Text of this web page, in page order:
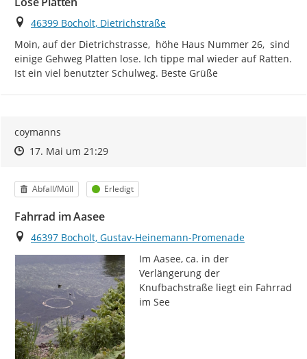
Ort
46399 Bocholt, Dietrichstraße
Moin, auf der Dietrichstrasse,  höhe Haus Nummer 26,  sind
einige Gehweg Platten lose. Ich tippe mal wieder auf Ratten.
Ist ein viel benutzter Schulweg. Beste Grüße
coymanns
Zeitpunkt des Erstellens
Zeitpunkt des Erstellens
17. Mai um 21:29Zur Äußerung
Kategorie
Abfall/Müll Status
Erledigt
Fahrrad im Aasee
Ort
46397 Bocholt, Gustav-Heinemann-Promenade
Im Aasee, ca. in der
Verlängerung der
Knufbachstraße liegt ein Fahrrad
im See